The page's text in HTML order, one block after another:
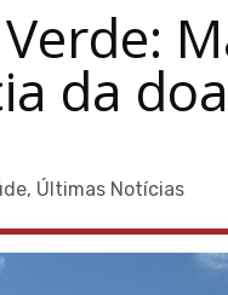
da
, Últimas Notícias